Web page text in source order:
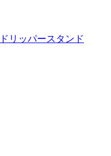
ドリッパースタンド